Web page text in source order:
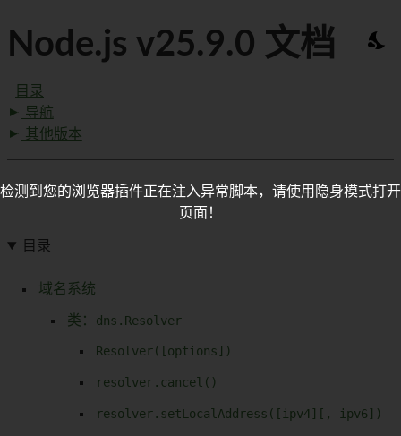
Node.js v25.9.0 文档
目录
导航
其他版本
目录
域名系统
类： dns.Resolver
Resolver([options])
resolver.cancel()
resolver.setLocalAddress([ipv4][, ipv6])
检测到您的浏览器插件正在注入异常脚本，请使用隐身模式打开
页面！